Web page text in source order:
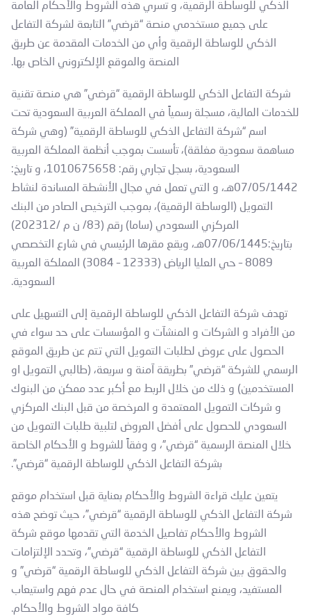
الذكي للوساطة الرقمية، و تسري هذه الشروط والأحكام العامة
على جميع مستخدمي منصة “قرضي” التابعة لشركة التفاعل
الذكي للوساطة الرقمية وأي من الخدمات المقدمة عن طريق
المنصة والموقع الإلكتروني الخاص بها.
شركة التفاعل الذكي للوساطة الرقمية “قرضي” هي منصة تقنية
للخدمات المالية، مسجلة رسمياً في المملكة العربية السعودية تحت
اسم “شركة التفاعل الذكي للوساطة الرقمية” (وهي شركة
مساهمة سعودية مغلقة)، تأسست بموجب أنظمة المملكة العربية
السعودية، بسجل تجاري رقم: 1010675658، و تاريخ:
07/05/1442هـ، و التي تعمل في مجال الأنشطة المساندة لنشاط
التمويل (الوساطة الرقمية)، بموجب الترخيص الصادر من البنك
المركزي السعودي (ساما) رقم (83/ ن م /202312)
بتاريخ:07/06/1445هـ، ويقع مقرها الرئيسي في شارع التخصصي
8089 – حي العليا الرياض (12333 – 3084) المملكة العربية
السعودية.
تهدف شركة التفاعل الذكي للوساطة الرقمية إلى التسهيل على
من الأفراد و الشركات و المنشآت و المؤسسات على حد سواء في
الحصول على عروض لطلبات التمويل التي تتم عن طريق الموقع
الرسمي للشركة “قرضي” بطريقة آمنة و سريعة، (طالبي التمويل او
المستخدمين) و ذلك من خلال الربط مع أكبر عدد ممكن من البنوك
و شركات التمويل المعتمدة و المرخصة من قبل البنك المركزي
السعودي للحصول على أفضل العروض لتلبية طلبات التمويل من
خلال المنصة الرسمية “قرضي”، و وفقاً للشروط و الأحكام الخاصة
بشركة التفاعل الذكي للوساطة الرقمية “قرضي”.
يتعين عليك قراءة الشروط والأحكام بعناية قبل استخدام موقع
شركة التفاعل الذكي للوساطة الرقمية “قرضي”، حيث توضح هذه
الشروط والأحكام تفاصيل الخدمة التي تقدمها موقع شركة
التفاعل الذكي للوساطة الرقمية “قرضي”، وتحدد الإلتزامات
والحقوق بين شركة التفاعل الذكي للوساطة الرقمية “قرضي” و
المستفيد، ويمنع استخدام المنصة في حال عدم فهم واستيعاب
كافة مواد الشروط والأحكام.